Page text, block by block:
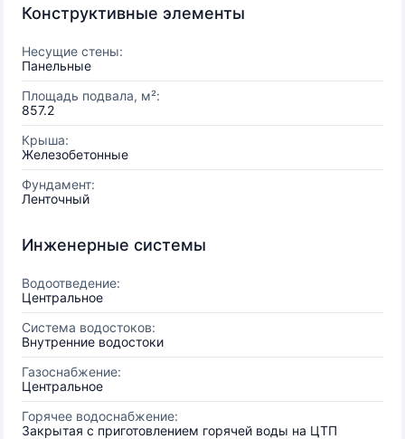
Конструктивные элементы
Несущие стены:
Панельные
Площадь подвала, м²:
857.2
Крыша:
Железобетонные
Фундамент:
Ленточный
Инженерные системы
Водоотведение:
Центральное
Система водостоков:
Внутренние водостоки
Газоснабжение:
Центральное
Горячее водоснабжение:
Закрытая с приготовлением горячей воды на ЦТП